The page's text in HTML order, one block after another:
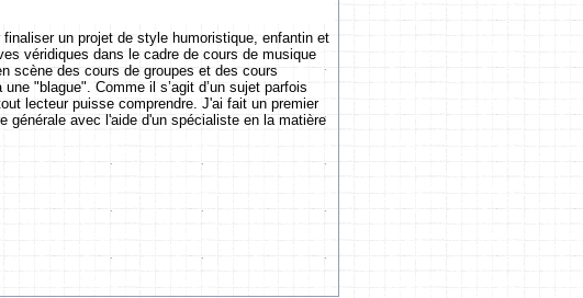
un projet de style humoristique, enfantin et
véridiques dans le cadre de cours de musique
scène des cours de groupes et des cours
"blague". Comme il s’agit d’un sujet parfois
lecteur puisse comprendre. J'ai fait un premier
générale avec l'aide d'un spécialiste en la matière